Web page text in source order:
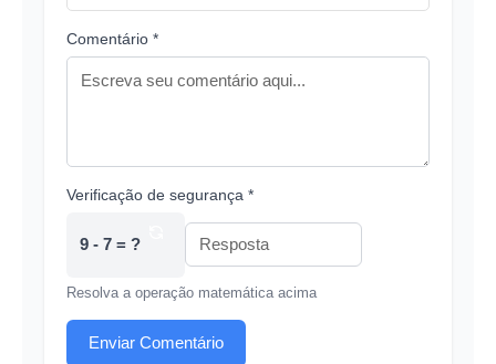
Comentário *
Verificação de segurança *
9 - 7 = ?
Resolva a operação matemática acima
Enviar Comentário